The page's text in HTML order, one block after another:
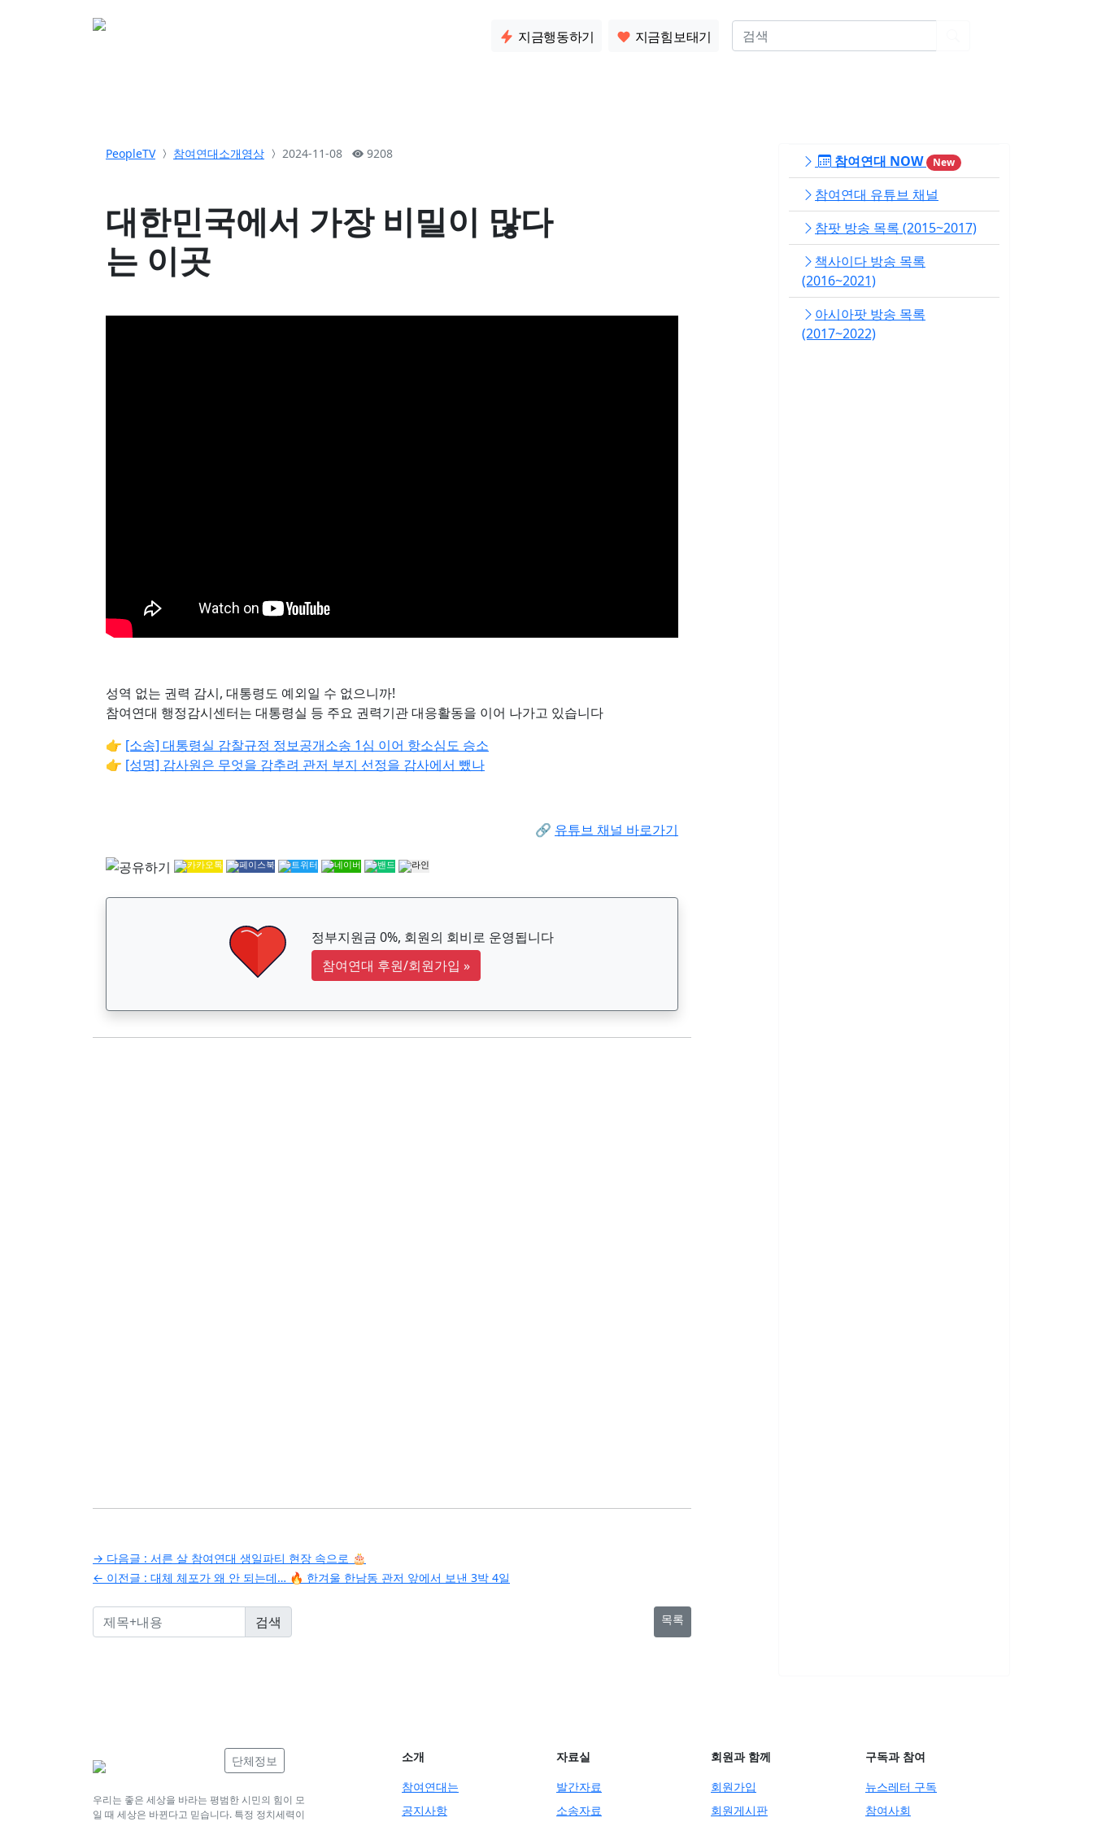
지금행동하기 지금힘보태기
PeopleTV 참여연대소개영상 2024-11-08 9208
대한민국에서 가장 비밀이 많다
는 이곳
성역 없는 권력 감시, 대통령도 예외일 수 없으니까!
참여연대 행정감시센터는 대통령실 등 주요 권력기관 대응활동을 이어 나가고 있습니다
👉 [소송] 대통령실 감찰규정 정보공개소송 1심 이어 항소심도 승소
👉 [성명] 감사원은 무엇을 감추려 관저 부지 선정을 감사에서 뺐나
🔗 유튜브 채널 바로가기
정부지원금 0%, 회원의 회비로 운영됩니다
참여연대 후원/회원가입 »
글
탐
색
→ 다음글 : 서른 살 참여연대 생일파티 현장 속으로 🎂
← 이전글 : 대체 체포가 왜 안 되는데… 🔥 한겨울 한남동 관저 앞에서 보낸 3박 4일
목록
참여연대 NOW New
참여연대 유튜브 채널
참팟 방송 목록 (2015~2017)
책사이다 방송 목록
(2016~2021)
아시아팟 방송 목록
(2017~2022)
단체정보
우리는 좋은 세상을 바라는 평범한 시민의 힘이 모
일 때 세상은 바뀐다고 믿습니다. 특정 정치세력이
소개
참여연대는
공지사항
자료실
발간자료
소송자료
회원과 함께
회원가입
회원게시판
구독과 참여
뉴스레터 구독
참여사회